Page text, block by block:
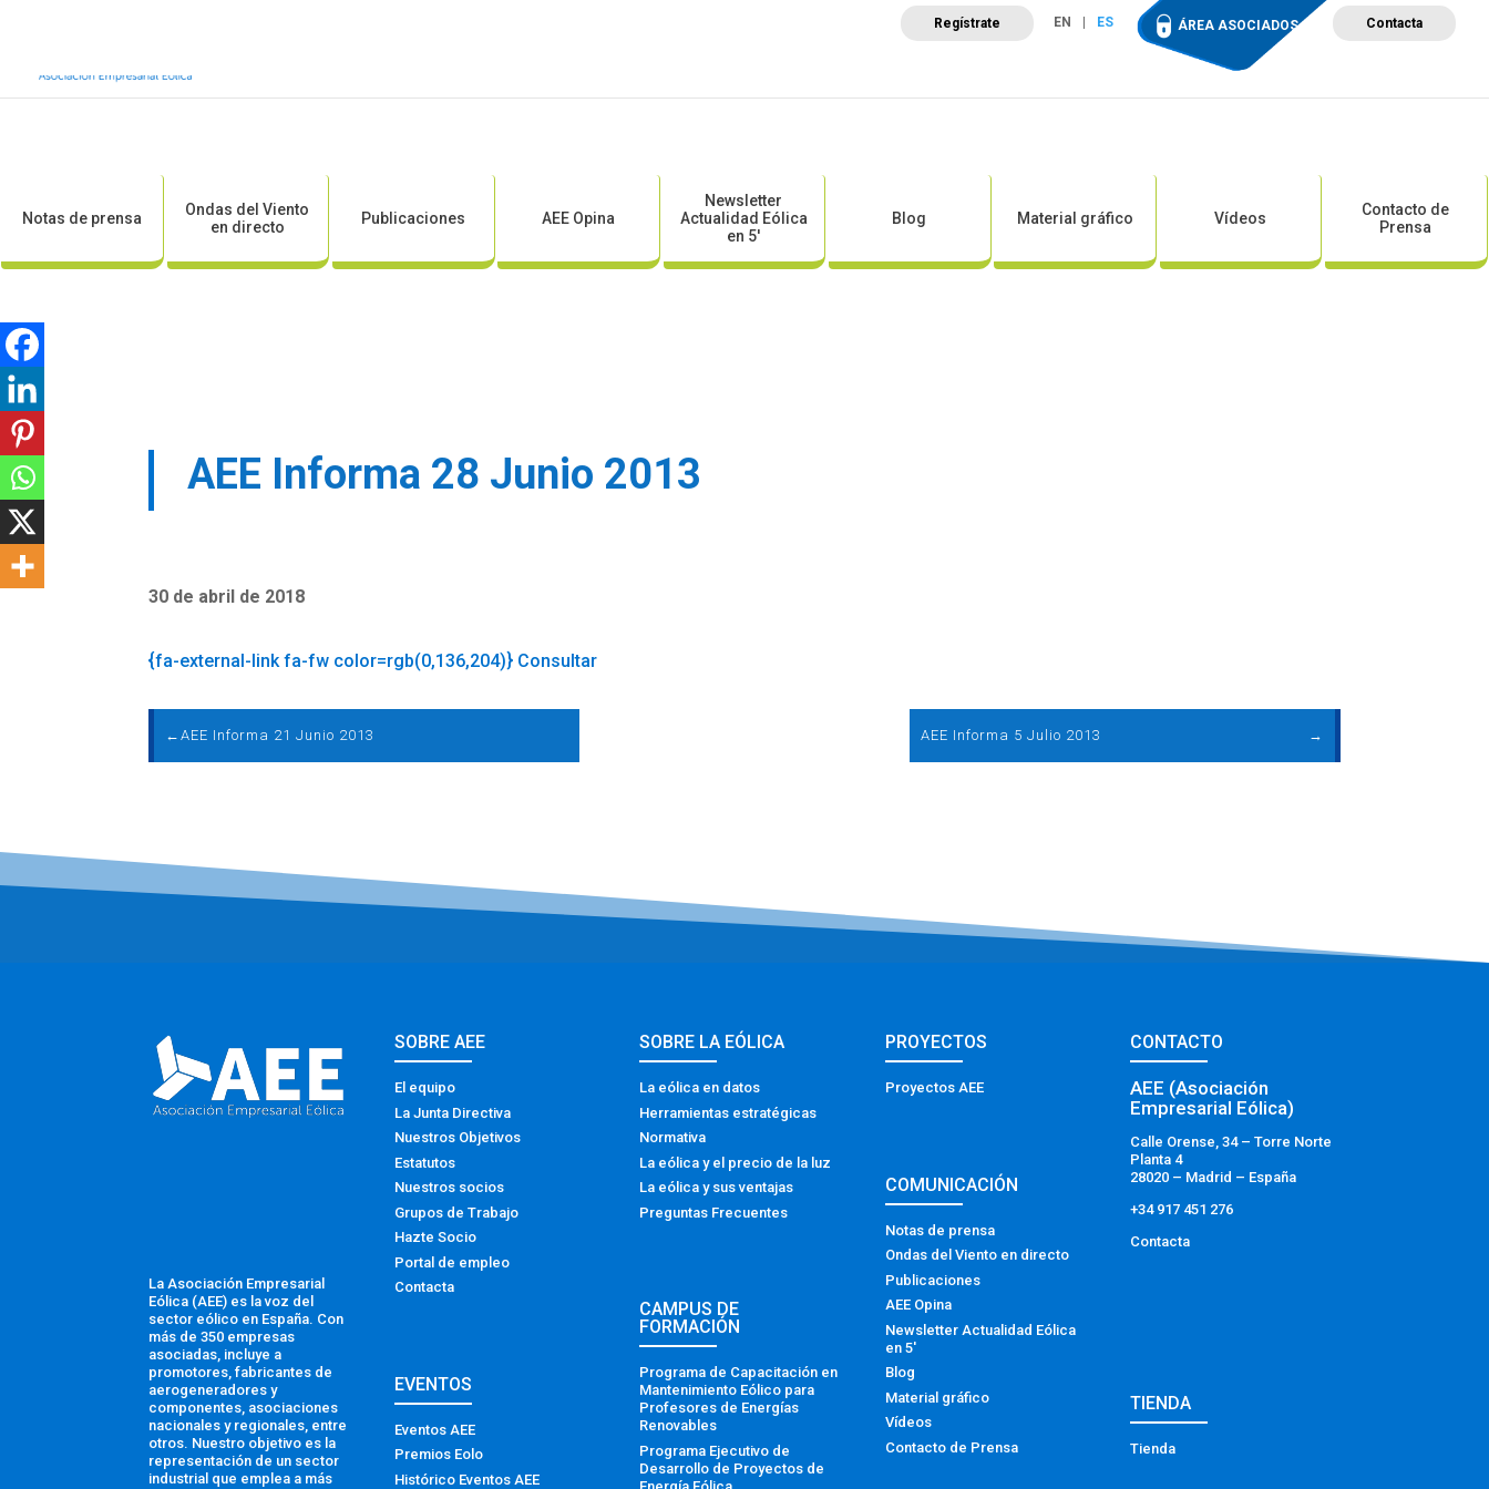
Regístrate EN ES ÁREA ASOCIADOS Contacta
Campus de Formación
Notas de prensa
Ondas del Viento
en directo
Publicaciones AEE Opina
Newsletter
Actualidad Eólica
en 5′
Blog Material gráfico Vídeos
Contacto de
Prensa
AEE Informa 28 Junio 2013
30 de abril de 2018
{fa-external-link fa-fw color=rgb(0,136,204)} Consultar
←AEE Informa 21 Junio 2013 AEE Informa 5 Julio 2013 →
La Asociación Empresarial
Eólica (AEE) es la voz del
sector eólico en España. Con
más de 350 empresas
asociadas, incluye a
promotores, fabricantes de
aerogeneradores y
componentes, asociaciones
nacionales y regionales, entre
otros. Nuestro objetivo es la
representación de un sector
industrial que emplea a más
SOBRE AEE
El equipo
La Junta Directiva
Nuestros Objetivos
Estatutos
Nuestros socios
Grupos de Trabajo
Hazte Socio
Portal de empleo
Contacta
EVENTOS
Eventos AEE
Premios Eolo
Histórico Eventos AEE
SOBRE LA EÓLICA
La eólica en datos
Herramientas estratégicas
Normativa
La eólica y el precio de la luz
La eólica y sus ventajas
Preguntas Frecuentes
CAMPUS DE
FORMACIÓN
Programa de Capacitación en
Mantenimiento Eólico para
Profesores de Energías
Renovables
Programa Ejecutivo de
Desarrollo de Proyectos de
PROYECTOS
Proyectos AEE
COMUNICACIÓN
Notas de prensa
Ondas del Viento en directo
Publicaciones
AEE Opina
Newsletter Actualidad Eólica
en 5′
Blog
Material gráfico
Vídeos
Contacto de Prensa
CONTACTO
AEE (Asociación
Empresarial Eólica)
Calle Orense, 34 – Torre Norte
Planta 4
28020 – Madrid – España
+34 917 451 276
Contacta
TIENDA
Tienda